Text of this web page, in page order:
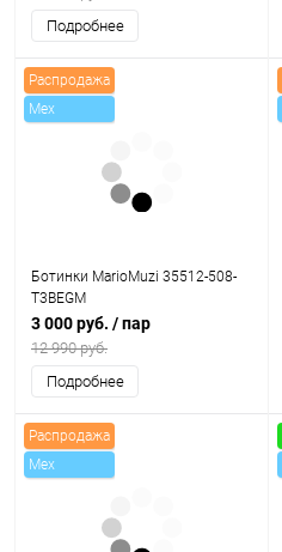
Подробнее
Распродажа
Mex
Ботинки MarioMuzi 35512-508-
T3BEGM
3 000 руб. / пар
12 990 руб.
Подробнее
Распродажа
Mex